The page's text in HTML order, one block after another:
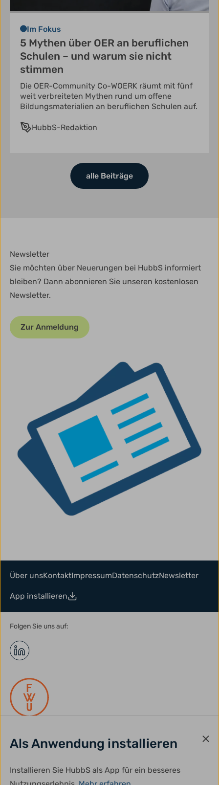
Im Fokus
5 Mythen über OER an beruflichen
Schulen – und warum sie nicht
stimmen
Die OER-Community Co-WOERK räumt mit fünf
weit verbreiteten Mythen rund um offene
Bildungsmaterialien an beruflichen Schulen auf.
HubbS-Redaktion
alle Beiträge
Newsletter
Sie möchten über Neuerungen bei HubbS informiert
bleiben? Dann abonnieren Sie unseren kostenlosen
Newsletter.
Zur Anmeldung
Als Anwendung installieren
Installieren Sie HubbS als App für ein besseres
Über unsKontaktImpressumDatenschutzNewsletter
App installieren
Folgen Sie uns auf:
gefördert durch: